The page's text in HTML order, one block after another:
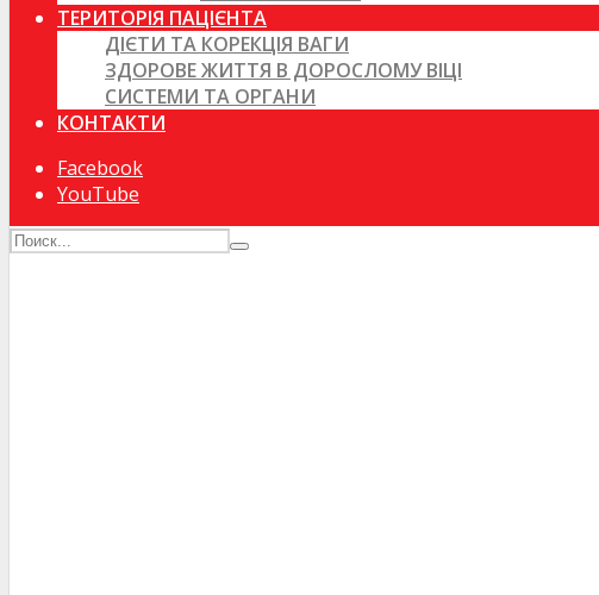
ТЕРИТОРІЯ ПАЦІЄНТА
ДІЄТИ ТА КОРЕКЦІЯ ВАГИ
ЗДОРОВЕ ЖИТТЯ В ДОРОСЛОМУ ВІЦІ
СИСТЕМИ ТА ОРГАНИ
КОНТАКТИ
Facebook
YouTube